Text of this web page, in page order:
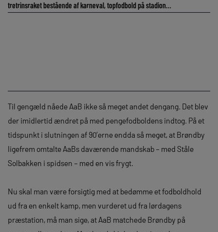
tretrinsraket bestående af karneval, topfodbold på stadion…
Til gengæld nåede AaB ikke så meget andet dengang. Det blev
der imidlertid ændret på med pengefodboldens indtog. På et
tidspunkt i slutningen af 90’erne endda så meget, at Brøndby
ligefrem omtalte AaBs daværende mandskab – med Ståle
Solbakken i spidsen – med en vis frygt.
Nu skal man være forsigtig med at bedømme et fodboldhold
ud fra en enkelt kamp, men vurderet ud fra lørdagens
præstation, må man sige, at AaB matchede Brøndby på